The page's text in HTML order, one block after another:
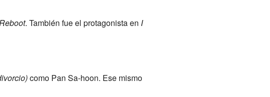
. También fue el protagonista en I
como Pan Sa-hoon. Ese mismo